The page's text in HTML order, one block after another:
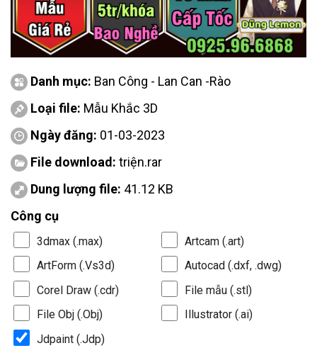
Danh mục: Ban Công - Lan Can -Rào
Loại file: Mẫu Khắc 3D
Ngày đăng: 01-03-2023
File download: triện.rar
Dung lượng file: 41.12 KB
Công cụ
3dmax (.max)
Artcam (.art)
ArtForm (.Vs3d)
Autocad (.dxf, .dwg)
Corel Draw (.cdr)
File mẫu (.stl)
File Obj (.Obj)
Illustrator (.ai)
Jdpaint (.Jdp)